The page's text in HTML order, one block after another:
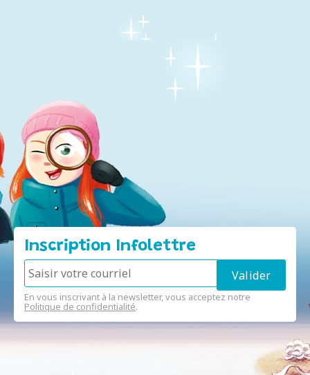
Inscription Infolettre
En vous inscrivant à la newsletter, vous acceptez notre
Politique de confidentialité.